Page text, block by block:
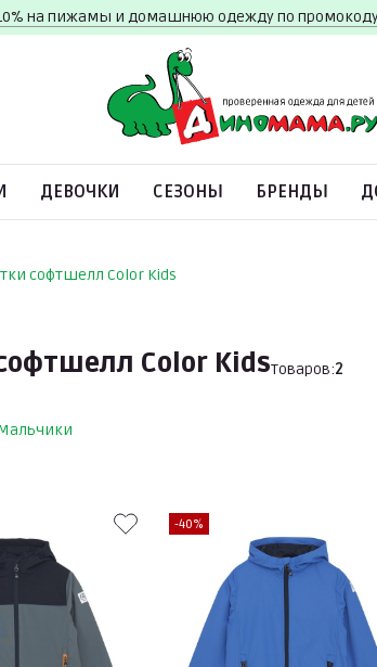
на пижамы и домашнюю одежду по
ДЕВОЧКИ СЕЗОНЫ БРЕНДЫ
софтшелл Color Kids
Color KidsТоваров:2
-40%